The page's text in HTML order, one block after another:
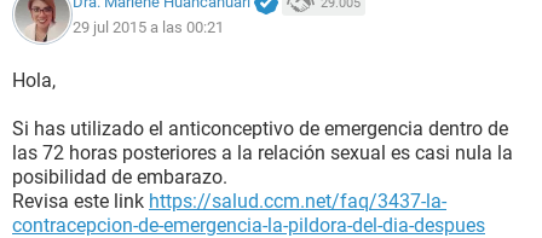
29 jul 2015 a las 00:21
Hola,
Si has utilizado el anticonceptivo de emergencia dentro de
las 72 horas posteriores a la relación sexual es casi nula la
posibilidad de embarazo.
Revisa este link https://salud.ccm.net/faq/3437-la-
contracepcion-de-emergencia-la-pildora-del-dia-despues